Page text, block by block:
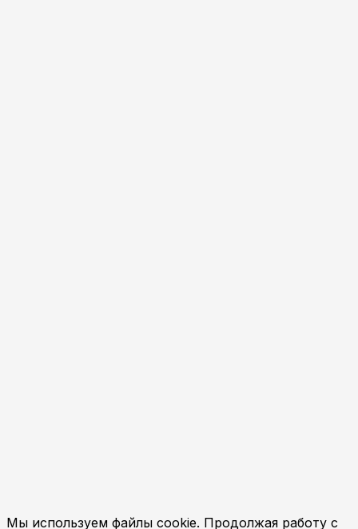
Мы используем файлы cookie. Продолжая работу с